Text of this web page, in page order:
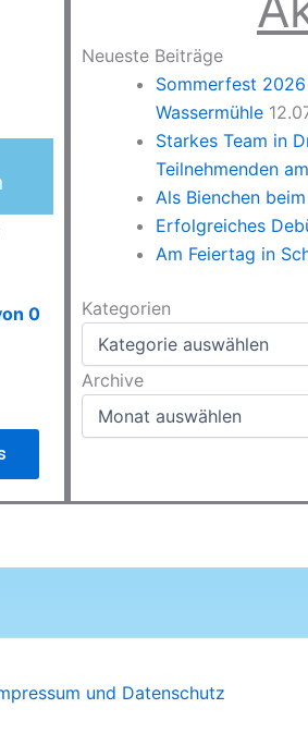
0
Neueste Beiträge
Sommerfest
Wassermühle
Starkes Team in
Teilnehmenden
Als Bienchen
Erfolgreiches
Am Feiertag in
Kategorien
Kategorien
Archive
Archive
und Datenschutz